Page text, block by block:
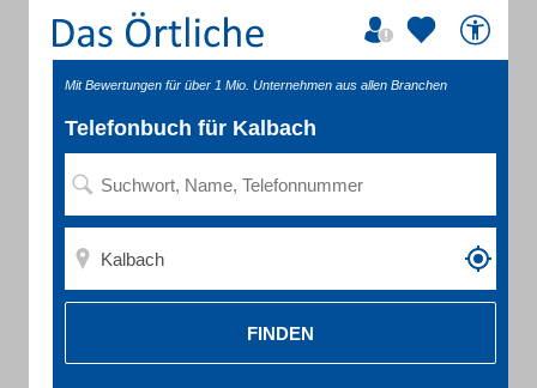
Mit Bewertungen für über 1 Mio. Unternehmen aus allen Branchen
Telefonbuch für Kalbach
FINDEN